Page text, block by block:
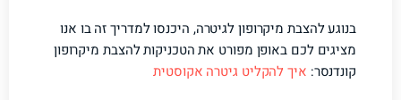
בנוגע להצבת מיקרופון לגיטרה, היכנסו למדריך זה בו אנו
מציגים לכם באופן מפורט את הטכניקות להצבת מיקרופון
קונדנסר: איך להקליט גיטרה אקוסטית